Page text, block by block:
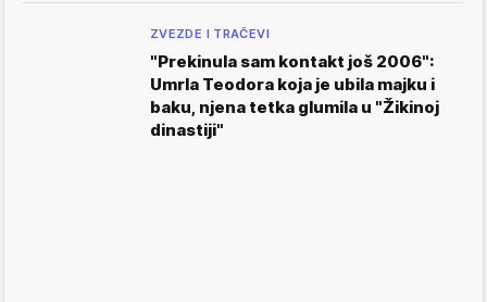
ZVEZDE I TRAČEVI
"Prekinula sam kontakt još 2006":
Umrla Teodora koja je ubila majku i
baku, njena tetka glumila u "Žikinoj
dinastiji"